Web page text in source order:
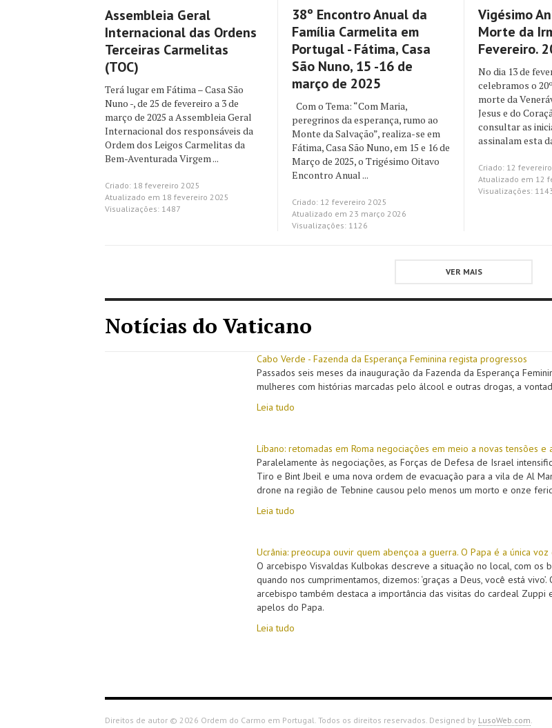
Assembleia Geral
Internacional das Ordens
Terceiras Carmelitas
(TOC)
Terá lugar em Fátima – Casa São
Nuno -, de 25 de fevereiro a 3 de
março de 2025 a Assembleia Geral
Internacional dos responsáveis da
Ordem dos Leigos Carmelitas da
Bem-Aventurada Virgem ...
Criado: 18 fevereiro 2025
Atualizado em 18 fevereiro 2025
Visualizações: 1487
38º Encontro Anual da
Família Carmelita em
Portugal - Fátima, Casa
São Nuno, 15 -16 de
março de 2025
Com o Tema: “Com Maria,
peregrinos da esperança, rumo ao
Monte da Salvação”, realiza-se em
Fátima, Casa São Nuno, em 15 e 16 de
Março de 2025, o Trigésimo Oitavo
Encontro Anual ...
Criado: 12 fevereiro 2025
Atualizado em 23 março 2026
Visualizações: 1126
Vigésimo
Morte da
Fevereiro.
No dia 13 de
celebramos o
morte da
Jesus e do
consultar as
assinalam esta
Criado: 12
Atualizado em 12
Visualizações:
VER MAIS
Notícias do Vaticano
Cabo Verde - Fazenda da Esperança Feminina regista progressos
Passados seis meses da inauguração da Fazenda da Esperança
mulheres com histórias marcadas pelo álcool e outras drogas, a
Leia tudo
Líbano: retomadas em Roma negociações em meio a novas tensões e
Paralelamente às negociações, as Forças de Defesa de Israel
Tiro e Bint Jbeil e uma nova ordem de evacuação para a vila de Al
drone na região de Tebnine causou pelo menos um morto e onze
Leia tudo
Ucrânia: preocupa ouvir quem abençoa a guerra. O Papa é a única voz
O arcebispo Visvaldas Kulbokas descreve a situação no local, com os
quando nos cumprimentamos, dizemos: ‘graças a Deus, você está
arcebispo também destaca a importância das visitas do cardeal
apelos do Papa.
Leia tudo
Direitos de autor © 2026 Ordem do Carmo em Portugal. Todos os direitos reservados. Designed by LusoWeb.com.